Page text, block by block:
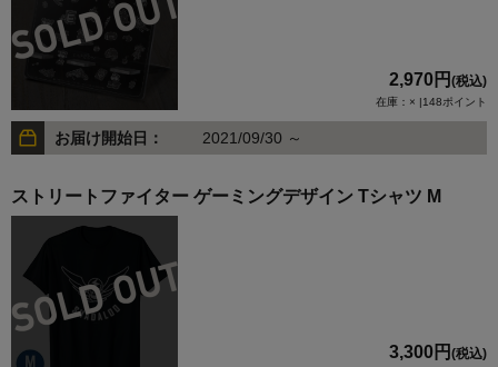
2,970円 (税込)
在庫：× |148ポイント
お届け開始日： 2021/09/30 ～
ストリートファイター ゲーミングデザイン Tシャツ M
3,300円 (税込)